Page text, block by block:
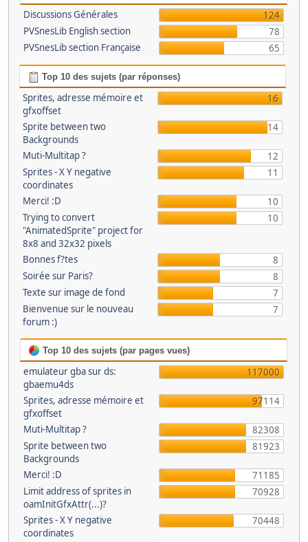
Discussions Générales
124
PVSnesLib English section
78
PVSnesLib section Française
65
Top 10 des sujets (par réponses)
Sprites, adresse mémoire et
gfxoffset
16
Sprite between two
Backgrounds
14
Muti-Multitap ?
12
Sprites - X Y negative
coordinates
11
Merci! :D
10
Trying to convert
"AnimatedSprite" project for
8x8 and 32x32 pixels
10
Bonnes f?tes
8
Soirée sur Paris?
8
Texte sur image de fond
7
Bienvenue sur le nouveau
forum :)
7
Top 10 des sujets (par pages vues)
emulateur gba sur ds:
gbaemu4ds
117000
Sprites, adresse mémoire et
gfxoffset
97114
Muti-Multitap ?
82308
Sprite between two
Backgrounds
81923
Merci! :D
71185
Limit address of sprites in
oamInitGfxAttr(...)?
70928
Sprites - X Y negative
coordinates
70448